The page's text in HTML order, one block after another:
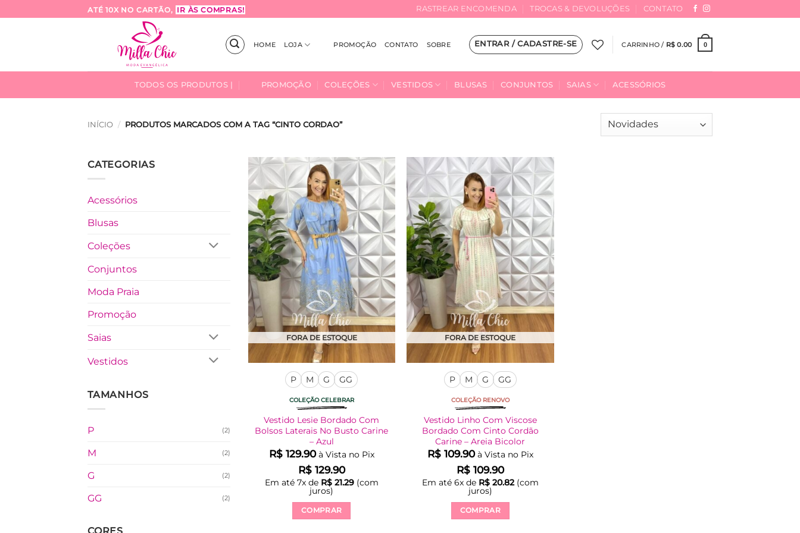
to
ATÉ 10X NO CARTÃO, IR ÀS COMPRAS! RASTREAR ENCOMENDA TROCAS & DEVOLUÇÕES CONTATO
HOME LOJA PROMOÇÃO CONTATO SOBRE ENTRAR / CADASTRE-SE CARRINHO / R$ 0.00 0
TODOS OS PRODUTOS | PROMOÇÃO COLEÇÕES VESTIDOS BLUSAS CONJUNTOS SAIAS ACESSÓRIOS
INÍCIO / PRODUTOS MARCADOS COM A TAG “CINTO CORDAO”
CATEGORIAS
Acessórios
Blusas
Coleções
Conjuntos
Moda Praia
Promoção
Saias
Vestidos
TAMANHOS
P (2)
M (2)
G (2)
GG (2)
Adicionar
à Lista
FORA DE ESTOQUE
P M G GG
COLEÇÃO CELEBRAR
Vestido Lesie Bordado Com
Bolsos Laterais No Busto Carine
– Azul
R$129.90 à Vista no Pix
R$129.90
Em até 7x de R$21.29(com
juros)
COMPRAR
Adicionar
à Lista
FORA DE ESTOQUE
P M G GG
COLEÇÃO RENOVO
Vestido Linho Com Viscose
Bordado Com Cinto Cordão
Carine – Areia Bicolor
R$109.90 à Vista no Pix
R$109.90
Em até 6x de R$20.82(com
juros)
COMPRAR